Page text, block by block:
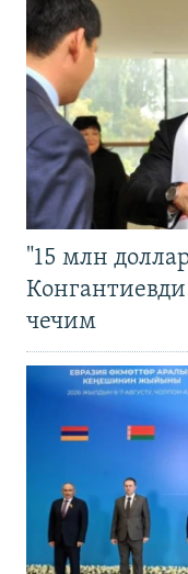
"15 млн
чечим